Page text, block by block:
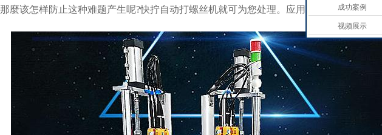
那麼该怎样防止这种难题产生呢?快拧自动打螺丝机就可为您处理。应用自动打螺丝机可以
成功案例
视频展示